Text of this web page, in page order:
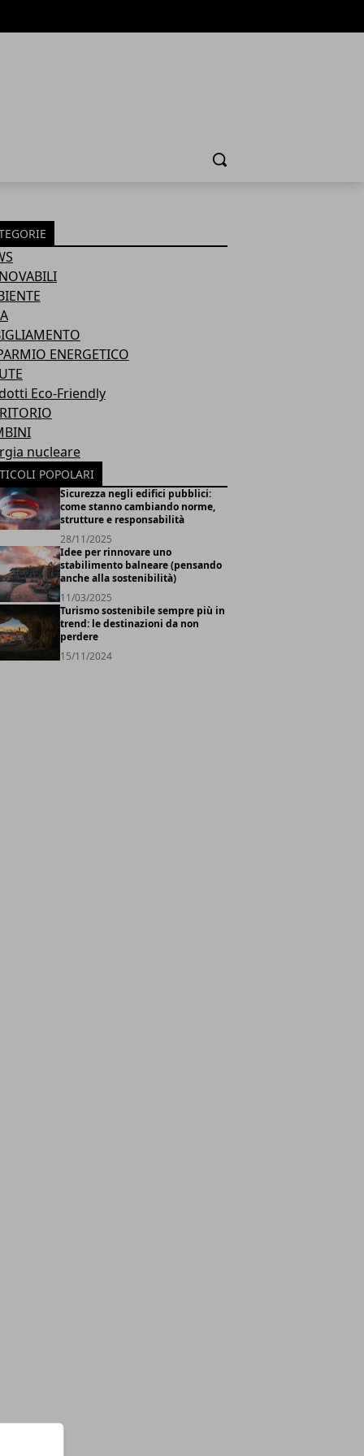
Cerca
ENERGETICO
Eco-Friendly
nucleare
POPOLARI
Sicurezza negli edifici pubblici:
come stanno cambiando norme,
strutture e responsabilità
28/11/2025
Idee per rinnovare uno
stabilimento balneare (pensando
anche alla sostenibilità)
11/03/2025
Turismo sostenibile sempre più in
trend: le destinazioni da non
perdere
15/11/2024